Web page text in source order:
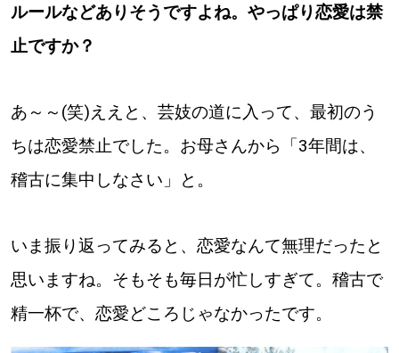
ルールなどありそうですよね。やっぱり恋愛は禁
止ですか？
あ～～(笑)ええと、芸妓の道に入って、最初のう
ちは恋愛禁止でした。お母さんから「3年間は、
稽古に集中しなさい」と。
いま振り返ってみると、恋愛なんて無理だったと
思いますね。そもそも毎日が忙しすぎて。稽古で
精一杯で、恋愛どころじゃなかったです。